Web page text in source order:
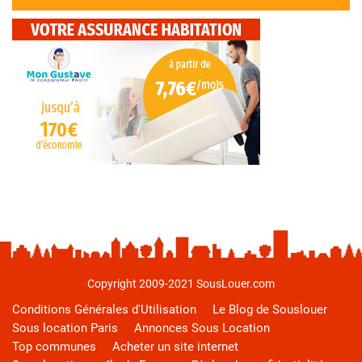
Copyright 2009-2021 SousLouer.com
Conditions Générales d'Utilisation
Le Blog de Souslouer
Sous location Paris
Annonces Sous Location
Top communes
Acheter un site internet